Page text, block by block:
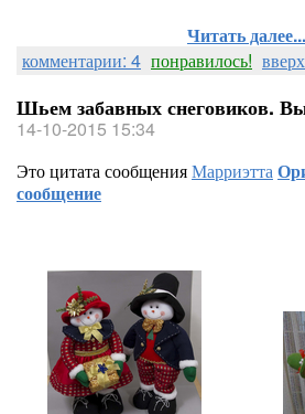
Читать далее...
комментарии: 4 понравилось!
Шьем забавных снеговиков.
14-10-2015 15:34
Это цитата сообщенияМарриэтта
сообщение